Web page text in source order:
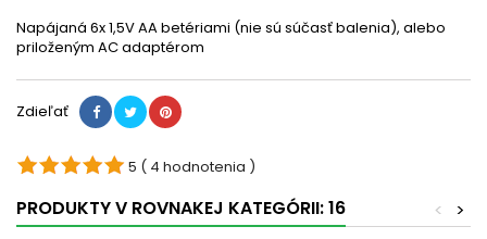
Napájaná 6x 1,5V AA betériami (nie sú súčasť balenia), alebo
priloženým AC adaptérom
Zdieľať
5 ( 4 hodnotenia )
PRODUKTY V ROVNAKEJ KATEGÓRII: 16 >
<